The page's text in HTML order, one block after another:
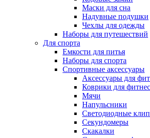
Маски для сна
Надувные подушки
Чехлы для одежды
Наборы для путешествий
Для спорта
Емкости для питья
Наборы для спорта
Спортивные аксессуары
Аксессуары для
Коврики для
Мячи
Напульсники
Светодиодные
Секундомеры
Скакалки